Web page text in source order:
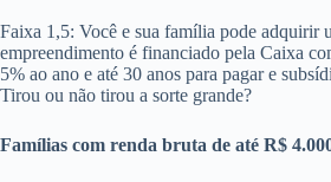
Faixa 1,5: Você e sua família pode adquirir
empreendimento é financiado pela Caixa
5% ao ano e até 30 anos para pagar e
Tirou ou não tirou a sorte grande?
Famílias com renda bruta de até R$